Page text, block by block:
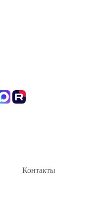
Контакты